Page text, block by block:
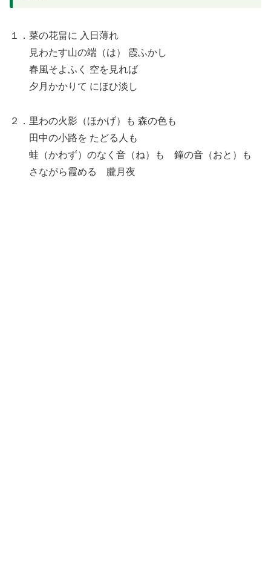
１．菜の花畠に 入日薄れ
見わたす山の端（は） 霞ふかし
春風そよふく 空を見れば
夕月かかりて にほひ淡し
２．里わの火影（ほかげ）も 森の色も
田中の小路を たどる人も
蛙（かわず）のなく音（ね）も 鐘の音（おと）も
さながら霞める 朧月夜